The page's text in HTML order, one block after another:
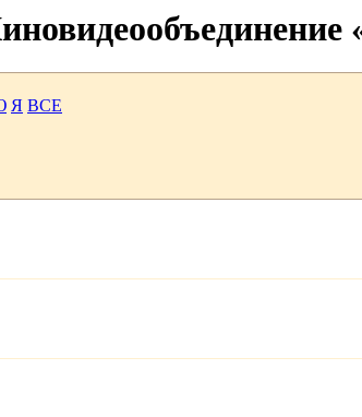
Я ВСЕ